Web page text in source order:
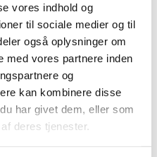
vores indhold og
til sociale medier og til
også oplysninger om
med vores partnere inden
og
kan kombinere disse
har givet dem, eller som
deres tjenester.